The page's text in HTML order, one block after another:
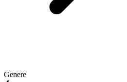
Genere